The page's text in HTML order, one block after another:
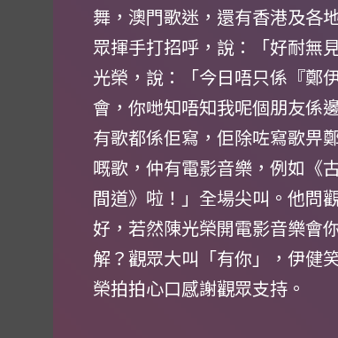
舞，澳門歌迷，還有香港及各
眾揮手打招呼，說：「好耐無
光榮，說：「今日唔只係『鄭
會，你哋知唔知我呢個朋友係
有歌都係佢寫，佢除咗寫歌畀
嘅歌，仲有電影音樂，例如《
間道》啦！」全場尖叫。他問
好，若然陳光榮開電影音樂會
解？觀眾大叫「有你」，伊健
榮拍拍心口感謝觀眾支持。